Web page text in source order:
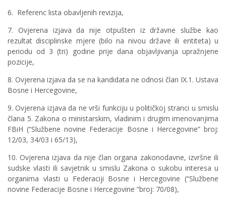
6. Referenc lista obavljenih revizija,
7. Ovjerena izjava da nije otpušten iz državne službe kao
rezultat disciplinske mjere (bilo na nivou države ili entiteta) u
periodu od 3 (tri) godine prije dana objavljivanja upražnjene
pozicije,
8. Ovjerena izjava da se na kandidata ne odnosi član IX.1. Ustava
Bosne i Hercegovine,
9. Ovjerena izjava da ne vrši funkciju u političkoj stranci u smislu
člana 5. Zakona o ministarskim, vladinim i drugim imenovanjima
FBiH (“Službene novine Federacije Bosne i Hercegovine” broj:
12/03, 34/03 i 65/13),
10. Ovjerena izjava da nije član organa zakonodavne, izvršne ili
sudske vlasti ili savjetnik u smislu Zakona o sukobu interesa u
organima vlasti u Federaciji Bosne i Hercegovine (“Službene
novine Federacije Bosne i Hercegovine “broj: 70/08),